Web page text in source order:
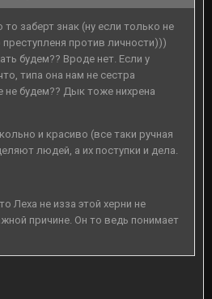
то заберт знак (ну если только не
против личности)))
будем?? Вроде нет. Если у
типа она нам не сестра
будем?? Дык тоже нихрена
и красиво (все таки ручная
людей, а их поступки и дела.
Леха не изза этой херни не
причине. Он то ведь понимает